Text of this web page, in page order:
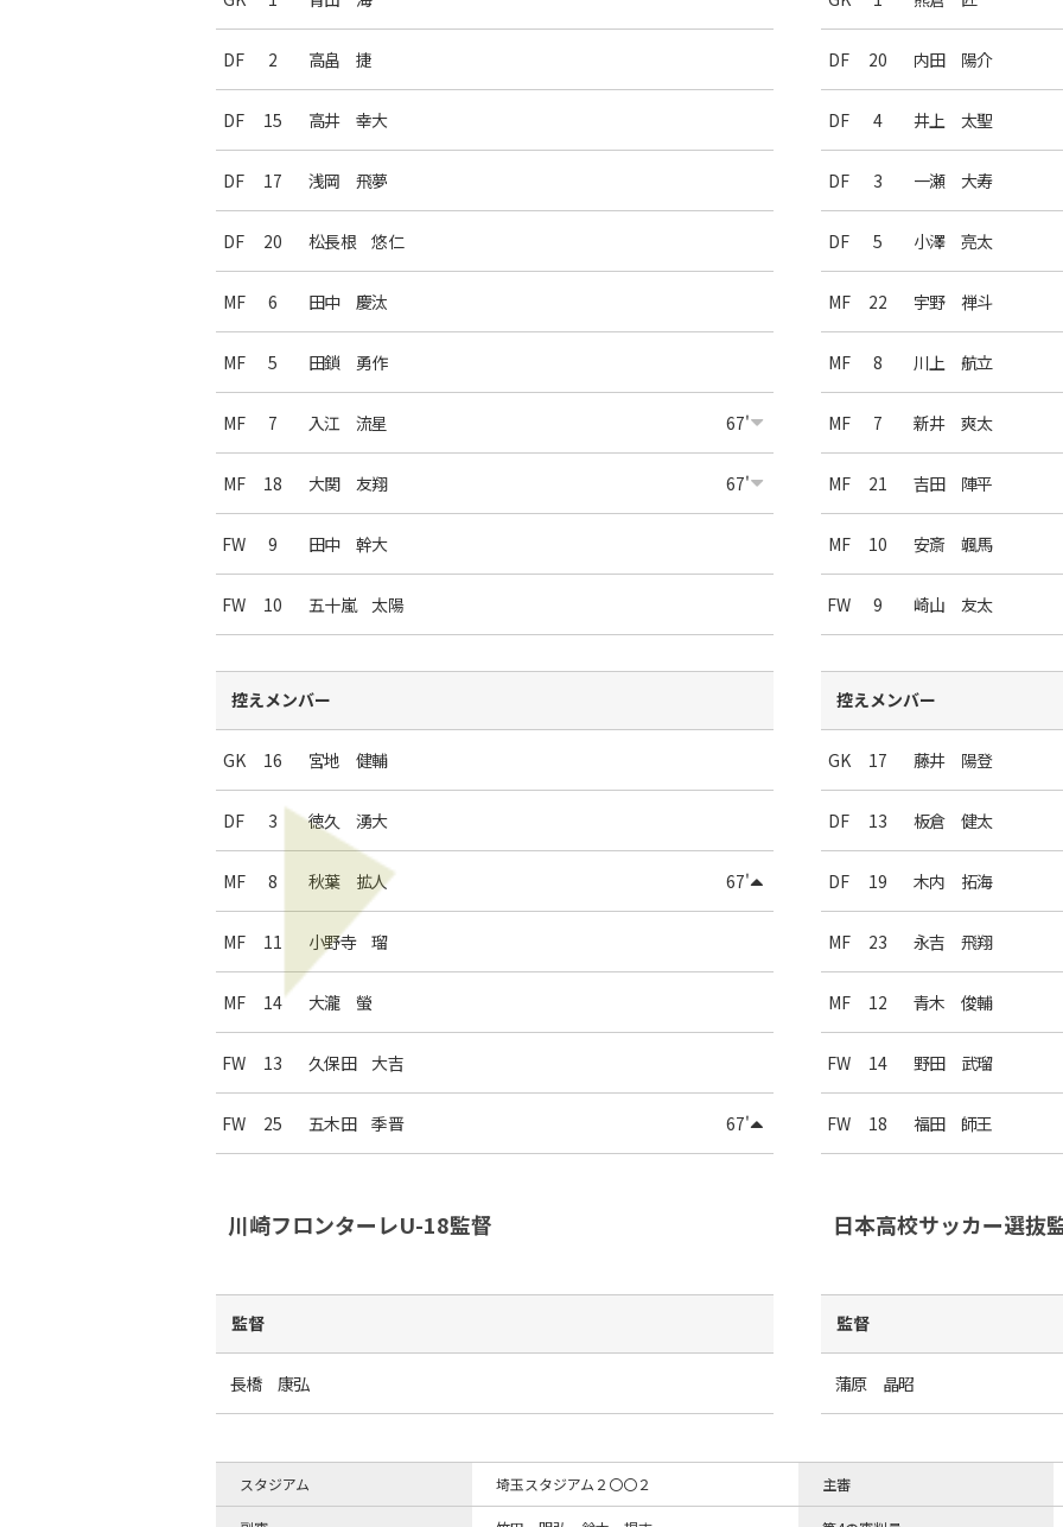
DF 2 高畠 捷
DF 15 高井 幸大
DF 17 浅岡 飛夢
DF 20 松長根 悠仁
MF 6 田中 慶汰
MF 5 田鎖 勇作
MF 7 入江 流星 67'
MF 18 大関 友翔 67'
FW 9 田中 幹大
FW 10 五十嵐 太陽
控えメンバー
GK 16 宮地 健輔
DF 3 徳久 湧大
MF 8 秋葉 拡人 67'
MF 11 小野寺 瑠
MF 14 大瀧 螢
FW 13 久保田 大吉
FW 25 五木田 季晋 67'
DF 20 内田 陽介
DF 4 井上 太聖
DF 3 一瀬 大寿
DF 5 小澤 亮太
MF 22 宇野 禅斗
MF 8 川上 航立
MF 7 新井 爽太
MF 21 吉田 陣平
MF 10 安斎 颯馬
FW 9 崎山 友太
控えメンバー
GK 17 藤井 陽登
DF 13 板倉 健太
DF 19 木内 拓海
MF 23 永吉 飛翔
MF 12 青木 俊輔
FW 14 野田 武瑠
FW 18 福田 師王
川崎フロンターレU-18監督
監督
長橋 康弘
日本高校サッカー選抜
監督
蒲原 晶昭
スタジアム 埼玉スタジアム２〇〇２ 主審